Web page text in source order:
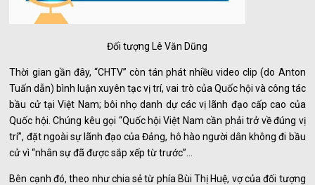
Đối tượng Lê Văn Dũng
Thời gian gần đây, “CHTV” còn tán phát nhiều video clip (do Anton
Tuấn dẫn) bình luận xuyên tạc vị trí, vai trò của Quốc hội và công tác
bầu cử tại Việt Nam; bôi nhọ danh dự các vị lãnh đạo cấp cao của
Quốc hội. Chúng kêu gọi “Quốc hội Việt Nam cần phải trở về đúng vị
trí”, đặt ngoài sự lãnh đạo của Đảng, hô hào người dân không đi bầu
cử vì “nhân sự đã được sắp xếp từ trước”…
Bên cạnh đó, theo như chia sẻ từ phía Bùi Thị Huệ, vợ của đối tượng